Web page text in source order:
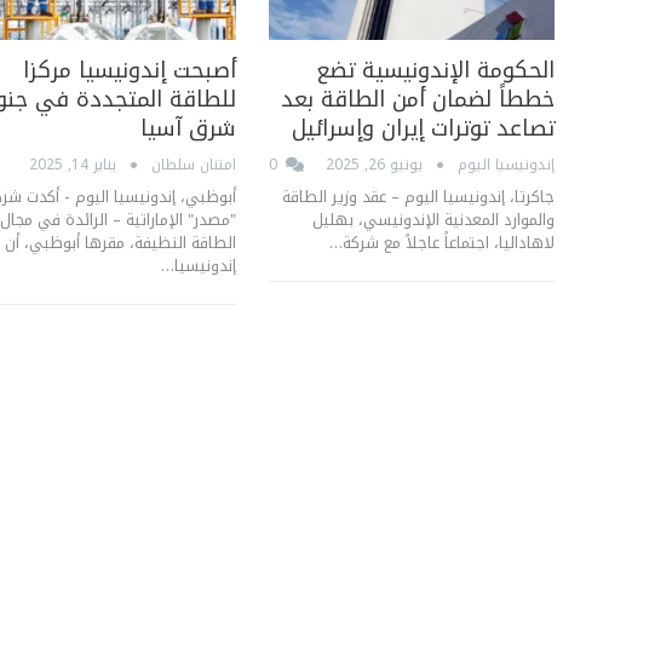
الحكومة الإندونيسية تضع
خططاً لضمان أمن الطاقة بعد
تصاعد توترات إيران وإسرائيل
إندونيسيا اليوم يونيو 26, 2025
جاكرتا، إندونيسيا اليوم – عقد وزير الطاقة
والموارد المعدنية الإندونيسي، بهليل
لاهاداليا، اجتماعاً عاجلاً مع شركة…
أصبحت إندونيسيا مركزا
للطاقة المتجددة في
شرق آسيا
امتنان سلطان يناير 14, 2025
أبوظبي، إندونيسيا اليوم - أكدت
"مصدر" الإماراتية – الرائدة في مجال
الطاقة النظيفة، مقرها أبوظبي، أن
إندونيسيا…